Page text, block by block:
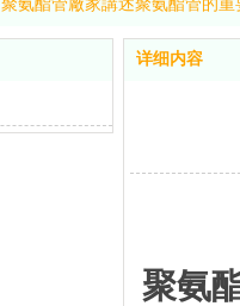
聚氨酯管廠家講述聚氨酯管的重
详细内容
聚氨